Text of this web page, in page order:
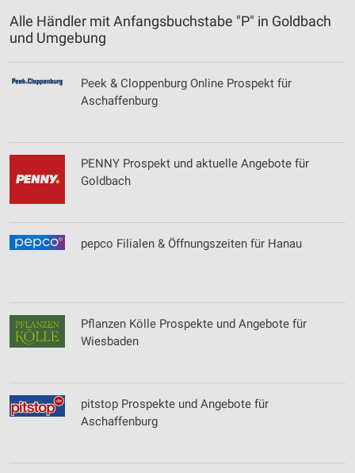
Alle Händler mit Anfangsbuchstabe "P" in Goldbach
und Umgebung
Peek & Cloppenburg Online Prospekt für
Aschaffenburg
PENNY Prospekt und aktuelle Angebote für
Goldbach
pepco Filialen & Öffnungszeiten für Hanau
Pflanzen Kölle Prospekte und Angebote für
Wiesbaden
pitstop Prospekte und Angebote für
Aschaffenburg